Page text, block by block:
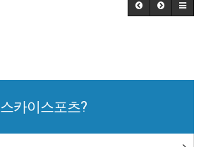
스카이스포츠?